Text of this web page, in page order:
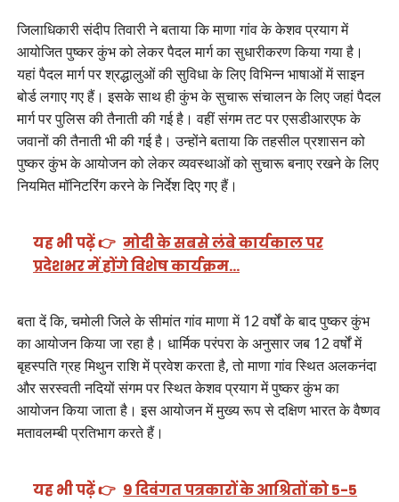
जिलाधिकारी संदीप तिवारी ने बताया कि माणा गांव के केशव प्रयाग में
आयोजित पुष्कर कुंभ को लेकर पैदल मार्ग का सुधारीकरण किया गया है।
यहां पैदल मार्ग पर श्रद्धालुओं की सुविधा के लिए विभिन्न भाषाओं में साइन
बोर्ड लगाए गए हैं। इसके साथ ही कुंभ के सुचारू संचालन के लिए जहां पैदल
मार्ग पर पुलिस की तैनाती की गई है। वहीं संगम तट पर एसडीआरएफ के
जवानों की तैनाती भी की गई है। उन्होंने बताया कि तहसील प्रशासन को
पुष्कर कुंभ के आयोजन को लेकर व्यवस्थाओं को सुचारू बनाए रखने के लिए
नियमित मॉनिटरिंग करने के निर्देश दिए गए हैं।
यह भी पढ़ें 👉 मोदी के सबसे लंबे कार्यकाल पर
प्रदेशभर में होंगे विशेष कार्यक्रम…
बता दें कि, चमोली जिले के सीमांत गांव माणा में 12 वर्षों के बाद पुष्कर कुंभ
का आयोजन किया जा रहा है। धार्मिक परंपरा के अनुसार जब 12 वर्षों में
बृहस्पति ग्रह मिथुन राशि में प्रवेश करता है, तो माणा गांव स्थित अलकनंदा
और सरस्वती नदियों संगम पर स्थित केशव प्रयाग में पुष्कर कुंभ का
आयोजन किया जाता है। इस आयोजन में मुख्य रूप से दक्षिण भारत के वैष्णव
मतावलम्बी प्रतिभाग करते हैं।
यह भी पढ़ें 👉 9 दिवंगत पत्रकारों के आश्रितों को 5-5